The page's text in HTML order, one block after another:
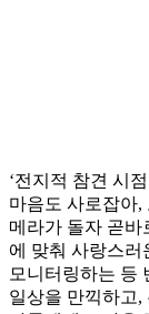
‘전지적 참견 시
마음도 사로잡아
메라가 돌자 곧바
에 맞춰 사랑스러
모니터링하는 등
일상을 만끽하고,